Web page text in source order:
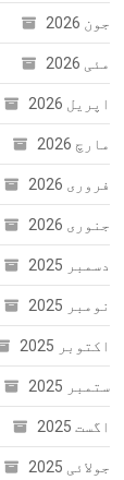
جون 2026
مئی 2026
اپریل 2026
مارچ 2026
فروری 2026
جنوری 2026
دسمبر 2025
نومبر 2025
اکتوبر 2025
ستمبر 2025
اگست 2025
جولائی 2025